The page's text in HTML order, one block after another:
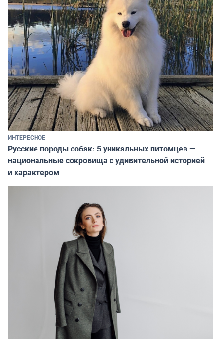
ИНТЕРЕСНОЕ
Русские породы собак: 5 уникальных питомцев —
национальные сокровища с удивительной историей
и характером